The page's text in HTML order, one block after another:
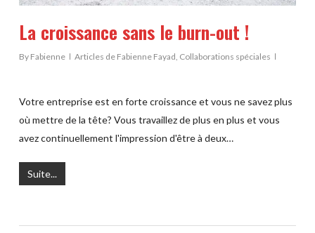
La croissance sans le burn-out !
By Fabienne Articles de Fabienne Fayad Collaborations spéciales
Votre entreprise est en forte croissance et vous ne savez plus
où mettre de la tête? Vous travaillez de plus en plus et vous
avez continuellement l'impression d'être à deux…
Suite...